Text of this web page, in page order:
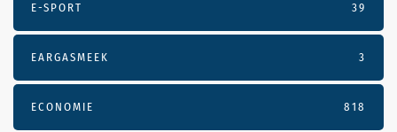
E-SPORT 39
EARGASMEEK 3
ECONOMIE 818